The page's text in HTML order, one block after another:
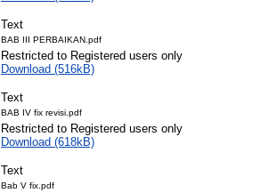
Text
BAB III PERBAIKAN.pdf
Restricted to Registered users only
Download (516kB)
Text
BAB IV fix revisi.pdf
Restricted to Registered users only
Download (618kB)
Text
Bab V fix.pdf